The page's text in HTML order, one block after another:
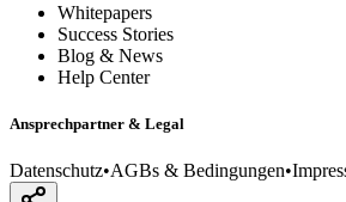
Whitepapers
Success Stories
Blog & News
Help Center
Ansprechpartner & Legal
Datenschutz•AGBs & Bedingungen•